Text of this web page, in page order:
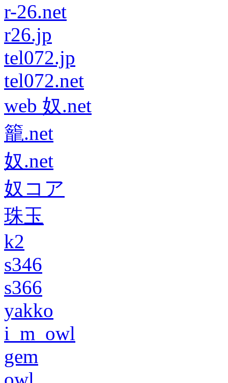
r-26.net
r26.jp
tel072.jp
tel072.net
web 奴.net
籠.net
奴.net
奴コア
珠玉
k2
s346
s366
yakko
i_m_owl
gem